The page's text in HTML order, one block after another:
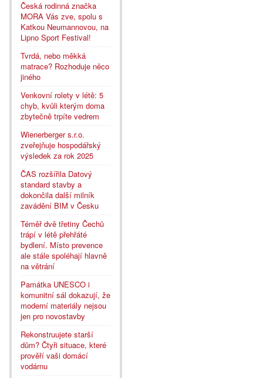
Česká rodinná značka
MORA Vás zve, spolu s
Katkou Neumannovou, na
Lipno Sport Festival!
Tvrdá, nebo měkká
matrace? Rozhoduje něco
jiného
Venkovní rolety v létě: 5
chyb, kvůli kterým doma
zbytečně trpíte vedrem
Wienerberger s.r.o.
zveřejňuje hospodářský
výsledek za rok 2025
ČAS rozšířila Datový
standard stavby a
dokončila další milník
zavádění BIM v Česku
Téměř dvě třetiny Čechů
trápí v létě přehřáté
bydlení. Místo prevence
ale stále spoléhají hlavně
na větrání
Památka UNESCO i
komunitní sál dokazují, že
moderní materiály nejsou
jen pro novostavby
Rekonstruujete starší
dům? Čtyři situace, které
prověří vaši domácí
vodárnu